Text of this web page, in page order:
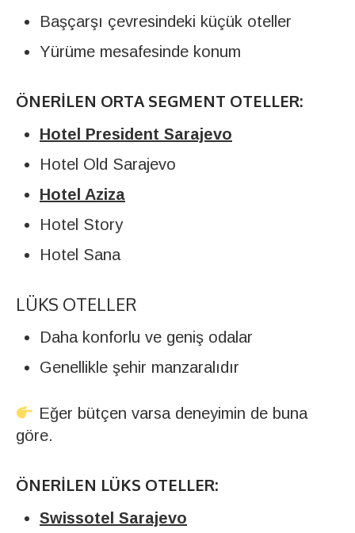
Başçarşı çevresindeki küçük oteller
Yürüme mesafesinde konum
ÖNERILEN ORTA SEGMENT OTELLER:
Hotel President Sarajevo
Hotel Old Sarajevo
Hotel Aziza
Hotel Story
Hotel Sana
LÜKS OTELLER
Daha konforlu ve geniş odalar
Genellikle şehir manzaralıdır
Eğer bütçen varsa deneyimin de buna
göre.
ÖNERILEN LÜKS OTELLER:
Swissotel Sarajevo